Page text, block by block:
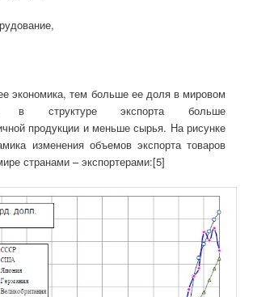
экономика, тем больше ее доля в мировом
в структуре экспорта больше
продукции и меньше сырья. На рисунке
изменения объемов экспорта товаров
странами – экспортерами:[5]